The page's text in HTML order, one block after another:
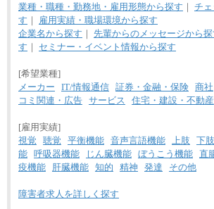
業種・職種・勤務地・雇用形態から探す ｜ チ
す ｜
雇用実績・職場環境から探す
企業名から探す ｜ 先輩からのメッセージから探
す ｜ セミナー・イベント情報から探す
[希望業種]
メーカー
IT/情報通信 証券・金融・保険 商社
コミ関連・広告 サービス 住宅・建設・不動産
[雇用実績]
視覚
聴覚 平衡機能 音声言語機能 上肢 下肢
能 呼吸器機能 じん臓機能 ぼうこう機能 直
疫機能
肝臓機能 知的 精神 発達 その他
障害者求人を詳しく探す